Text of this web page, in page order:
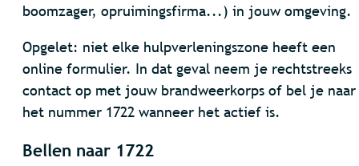
boomzager, opruimingsfirma...) in jouw omgeving.
Opgelet: niet elke hulpverleningszone heeft een
online formulier. In dat geval neem je rechtstreeks
contact op met jouw brandweerkorps of bel je naar
het nummer 1722 wanneer het actief is.
Bellen naar 1722